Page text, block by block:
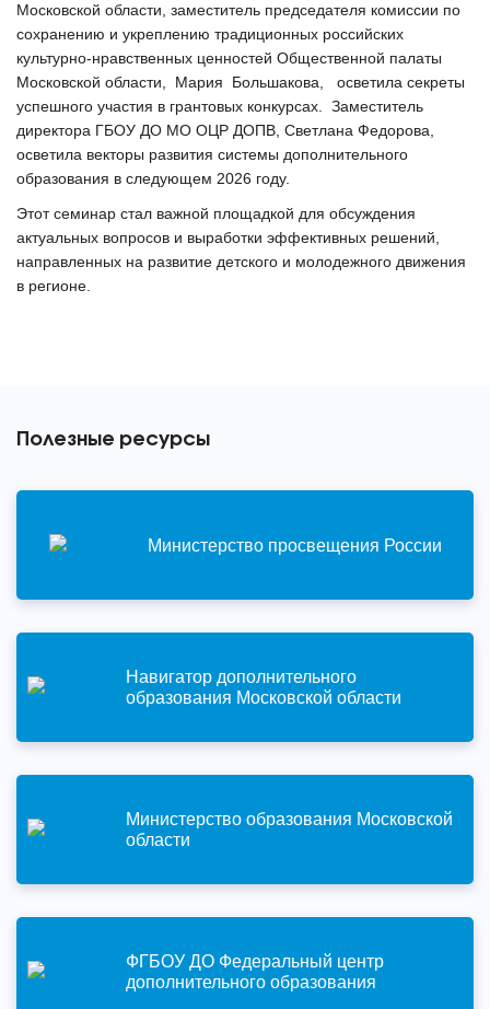
Московской области, заместитель председателя комиссии по
сохранению и укреплению традиционных российских
культурно-нравственных ценностей Общественной палаты
Московской области, Мария Большакова, осветила секреты
успешного участия в грантовых конкурсах. Заместитель
директора ГБОУ ДО МО ОЦР ДОПВ, Светлана Федорова,
осветила векторы развития системы дополнительного
образования в следующем 2026 году.
Этот семинар стал важной площадкой для обсуждения
актуальных вопросов и выработки эффективных решений,
направленных на развитие детского и молодежного движения
в регионе.
Полезные ресурсы
Министерство просвещения России
Навигатор дополнительного
образования Московской области
Министерство образования Московской
области
ФГБОУ ДО Федеральный центр
дополнительного образования